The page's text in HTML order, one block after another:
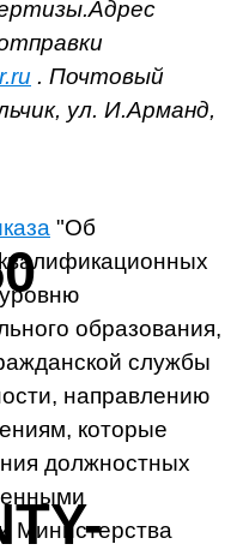
. Почтовый
ул. И.Арманд,
"Об
образования,
службы
направлению
которые
должностных
Министерства